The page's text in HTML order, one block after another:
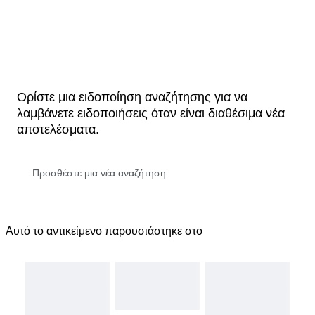
Ορίστε μια ειδοποίηση αναζήτησης για να
λαμβάνετε ειδοποιήσεις όταν είναι διαθέσιμα νέα
αποτελέσματα.
Αυτό το αντικείμενο παρουσιάστηκε στο